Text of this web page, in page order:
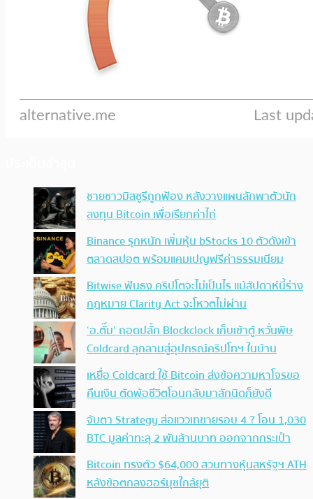
ชายชาวมิสซูรีถูกฟ้อง หลังวางแผนลักพาตัวนัก
ลงทุน Bitcoin เพื่อเรียกค่าไถ่
Binance รุกหนัก เพิ่มหุ้น bStocks 10 ตัวดังเข้า
ตลาดสปอต พร้อมแคมเปญฟรีค่าธรรมเนียม
Bitwise ฟันธง คริปโตจะไม่เป็นไร แม้สัปดาห์นี้ร่าง
กฎหมาย Clarity Act จะโหวตไม่ผ่าน
‘อ.ตั๊ม’ ถอดปลั้ก Blockclock เก็บเข้าตู้ หวั่นพิษ
Coldcard ลุกลามสู่อุปกรณ์คริปโทฯ ในบ้าน
เหยื่อ Coldcard ใช้ Bitcoin ส่งข้อความหาโจรขอ
คืนเงิน ตัดพ้อชีวิตโอนกลับมาสักนิดก็ยังดี
จับตา Strategy ส่อแววเทขายรอบ 4 ? โอน 1,030
BTC มูลค่าทะลุ 2 พันล้านบาท ออกจากกระเป๋า
Bitcoin ทรงตัว $64,000 สวนทางหุ้นสหรัฐฯ ATH
หลังข้อตกลงฮอร์มุซใกล้ยุติ